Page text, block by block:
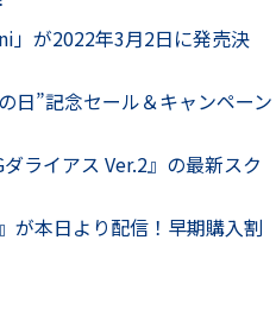
」が2022年3月2日に発売決
日”記念セール＆キャンペーン
ライアス Ver.2』の最新スク
が本日より配信！早期購入割